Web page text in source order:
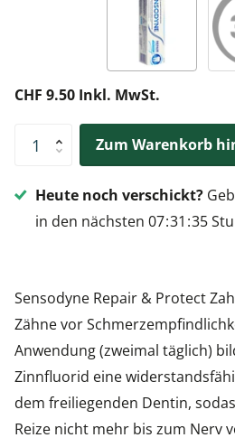
CHF 9.50 Inkl. MwSt.
Zum Warenkorb
Heute noch verschickt?
in den nächsten 07 31 35
Sensodyne Repair & Protect
Zähne vor
Anwendung (zweimal täglich)
Zinnfluorid eine
dem freiliegenden Dentin,
Reize nicht mehr bis zum Nerv